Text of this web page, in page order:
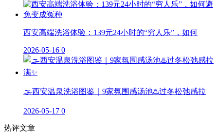
西安高端洗浴体验：139元24小时的“穷人乐”，如何
2026-05-16 0
🌫️西安温泉洗浴图鉴｜9家氛围感汤池♨️过冬松弛感拉
2026-05-17 0
热评文章